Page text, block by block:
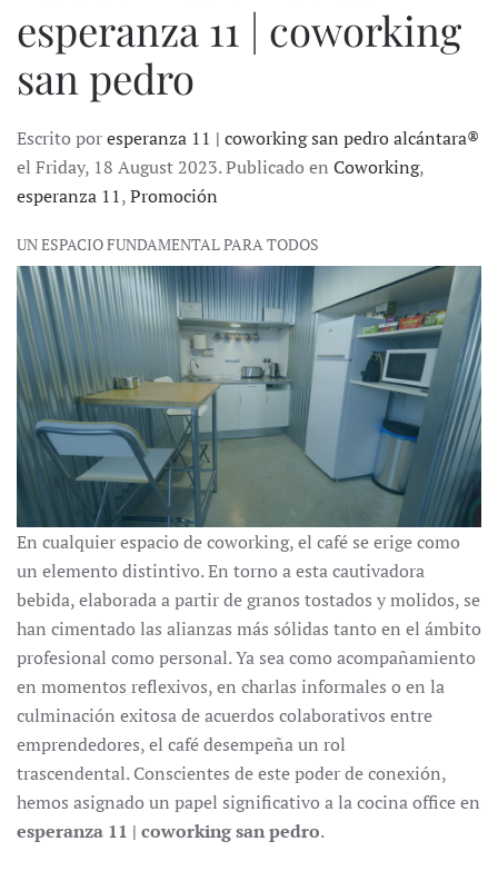
esperanza 11 | coworking
san pedro
Escrito poresperanza 11 | coworking san pedro alcántara®
el Friday, 18 August 2023. Publicado en Coworking,
esperanza 11,Promoción
UN ESPACIO FUNDAMENTAL PARA TODOS
En cualquier espacio de coworking, el café se erige como
un elemento distintivo. En torno a esta cautivadora
bebida, elaborada a partir de granos tostados y molidos, se
han cimentado las alianzas más sólidas tanto en el ámbito
profesional como personal. Ya sea como acompañamiento
en momentos reflexivos, en charlas informales o en la
culminación exitosa de acuerdos colaborativos entre
emprendedores, el café desempeña un rol
trascendental. Conscientes de este poder de conexión,
hemos asignado un papel significativo a la cocina office en
esperanza 11 | coworking san pedro.